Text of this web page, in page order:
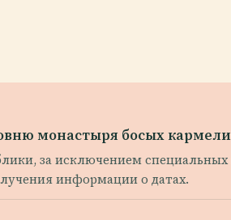
монастыря босых
за исключением
информации о датах.